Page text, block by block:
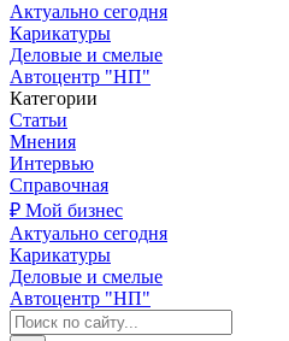
Актуально сегодня
Карикатуры
Деловые и смелые
Автоцентр "НП"
Категории
Статьи
Мнения
Интервью
Справочная
₽ Мой бизнес
Актуально сегодня
Карикатуры
Деловые и смелые
Автоцентр "НП"